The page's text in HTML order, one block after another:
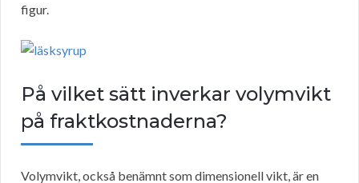
figur.
På vilket sätt inverkar volymvikt
på fraktkostnaderna?
Volymvikt, också benämnt som dimensionell vikt, är en